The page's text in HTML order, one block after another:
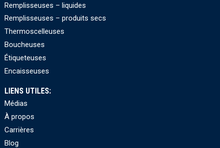
Remplisseuses – liquides
Remplisseuses – produits secs
Thermoscelleuses
Boucheuses
Étiqueteuses
Encaisseuses
LIENS UTILES:
Médias
À propos
Carrières
Blog